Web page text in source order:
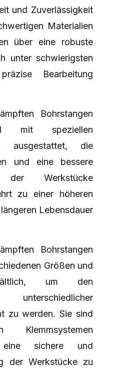
und Zuverlässigkeit
Materialien
über eine robuste
unter schwierigsten
Bearbeitung
Bohrstangen
mit speziellen
ausgestattet, die
und eine bessere
der Werkstücke
zu einer höheren
Lebensdauer
Bohrstangen
Größen und
um den
zu werden. Sie sind
Klemmsystemen
sichere und
der Werkstücke zu